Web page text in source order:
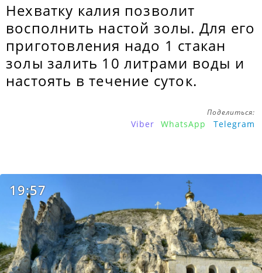
Нехватку калия позволит
восполнить настой золы. Для его
приготовления надо 1 стакан
золы залить 10 литрами воды и
настоять в течение суток.
Поделиться:
Viber WhatsApp Telegram
19:57